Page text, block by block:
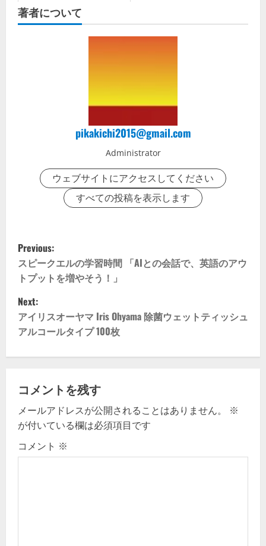
著者について
pikakichi2015@gmail.com
Administrator
ウェブサイトにアクセスしてください
すべての投稿を表示します
P
o
s
t
n
v
i
g
Previous:
スピークエルの学習時間 「AIとの会話で、英語のアウ
トプットを増やそう！」
Next:
アイリスオーヤマ Iris Ohyama 除菌ウェットティッシュ
アルコールタイプ 100枚
コメントを残す
メールアドレスが公開されることはありません。
※
が付いている欄は必須項目です
コメント ※